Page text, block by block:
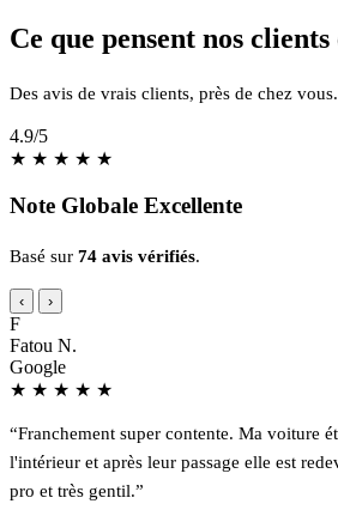
Ce que pensent nos clients
Des avis de vrais clients, près de chez vous.
4.9/5
★ ★ ★ ★ ★
Note Globale Excellente
Basé sur 74 avis vérifiés.
‹ ›
F
Fatou N.
Google
★ ★ ★ ★ ★
“Franchement super contente. Ma voiture
l'intérieur et après leur passage elle est
pro et très gentil.”